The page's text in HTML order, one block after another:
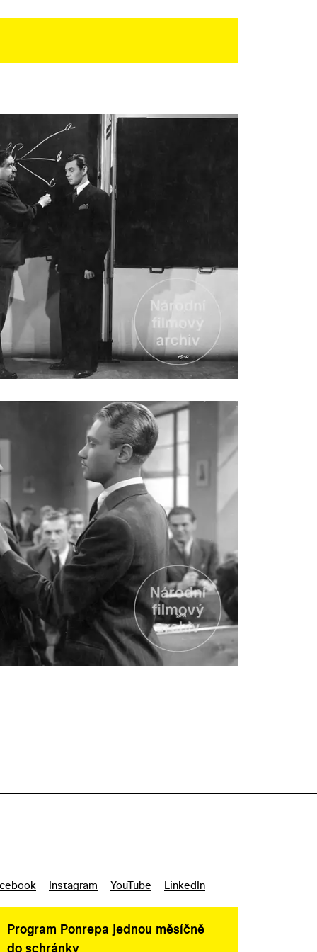
Instagram YouTube LinkedIn
Program Ponrepa jednou měsíčně
do schránky